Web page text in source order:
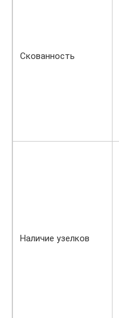
Скованность
Наличие узелков